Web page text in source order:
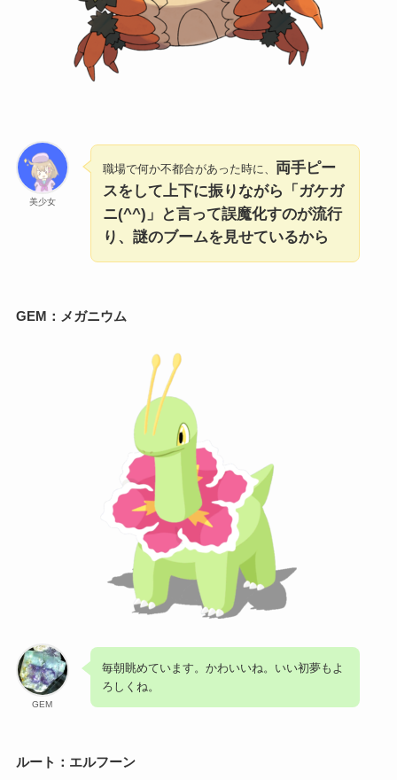
美少女
職場で何か不都合があった時に、 両手ピー
スをして上下に振りながら「ガケガ
ニ(^^)」と言って誤魔化すのが流行
り、謎のブームを見せているから
GEM： メガニウム
GEM
毎朝眺めています。かわいいね。いい初夢もよ
ろしくね。
ルート：エルフーン